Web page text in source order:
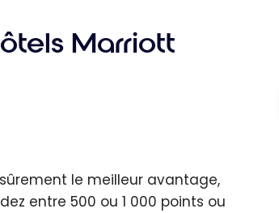
Marriott
le meilleur avantage,
entre 500 ou 1 000 points ou